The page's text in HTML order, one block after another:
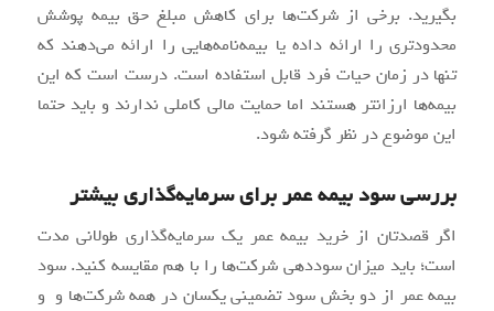
بگیرید. برخی از شرکت‌ها برای کاهش مبلغ حق بیمه پوشش
محدودتری را ارائه داده یا بیمه‌نامه‌هایی را ارائه می‌دهند که
تنها در زمان حیات فرد قابل استفاده است. درست است که این
بیمه‌ها ارزانتر هستند اما حمایت مالی کاملی ندارند و باید حتما
این موضوع در نظر گرفته شود.
بررسی سود بیمه عمر برای سرمایه‌گذاری بیشتر
اگر قصدتان از خرید بیمه عمر یک سرمایه‌گذاری طولانی مدت
است؛ باید میزان سوددهی شرکت‌ها را با هم مقایسه کنید. سود
بیمه عمر از دو بخش سود تضمینی یکسان در همه شرکت‌ها و و